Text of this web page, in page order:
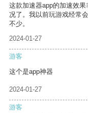
这款加速器app的加速效
况了。我以前玩游戏经常
不少。
2024-01-27
游客
这个是app神器
2024-01-27
游客